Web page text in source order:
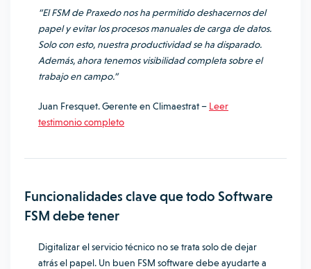
“El FSM de Praxedo nos ha permitido deshacernos del
papel y evitar los procesos manuales de carga de datos.
Solo con esto, nuestra productividad se ha disparado.
Además, ahora tenemos visibilidad completa sobre el
trabajo en campo.”
Juan Fresquet. Gerente en Climaestrat – Leer
testimonio completo
Funcionalidades clave que todo Software
FSM debe tener
Digitalizar el servicio técnico no se trata solo de dejar
atrás el papel. Un buen FSM software debe ayudarte a